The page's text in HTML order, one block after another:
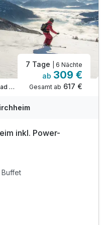
Bad Kleinkirchheim, Nockberge / Bad Kleinkirchheim
7 Tage | 6 Nächte
ab 309 €
Gesamt ab 617 €
inkl. Power-